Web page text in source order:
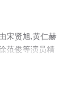
宋贤旭,黄仁赫
范俊等演员精
全12集），手
移步至豆瓣电